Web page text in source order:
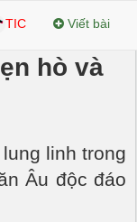
TIC Viết bài
hò và
linh trong
Âu độc đáo